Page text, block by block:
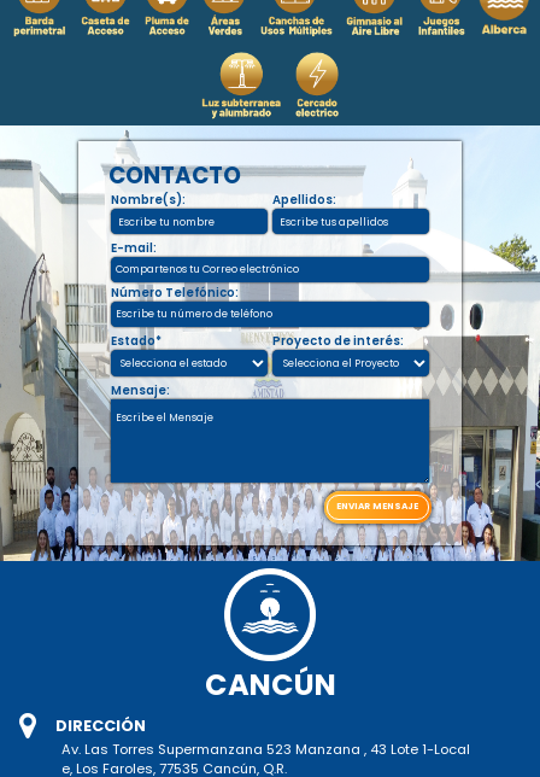
CANCÚN
DIRECCIÓN
Av. Las Torres Supermanzana 523 Manzana , 43 Lote 1-Local
e, Los Faroles, 77535 Cancún, Q.R.
CONTACTO
Nombre(s): Apellidos:
E-mail:
Número Telefónico:
Estado* Proyecto de interés:
Mensaje:
ENVIAR MENSAJE